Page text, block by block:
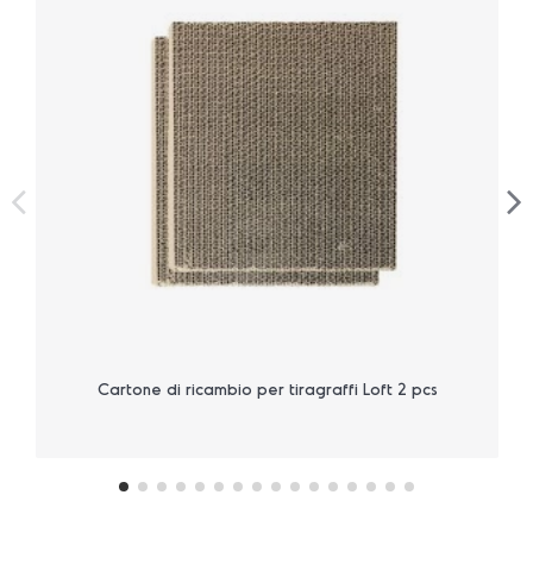
Cartone di ricambio per tiragraffi Loft 2 pcs